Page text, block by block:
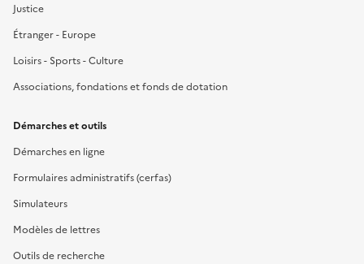
Justice
Étranger - Europe
Loisirs - Sports - Culture
Associations, fondations et fonds de dotation
Démarches et outils
Démarches en ligne
Formulaires administratifs (cerfas)
Simulateurs
Modèles de lettres
Outils de recherche